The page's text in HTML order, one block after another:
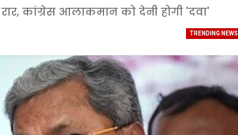
कांग्रेस आलाकमान को देनी होगी 'दवा'
TRENDING NEWS